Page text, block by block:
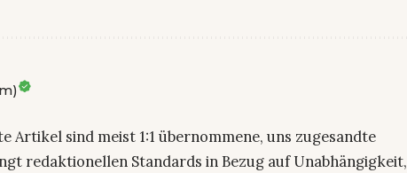
Artikel sind meist 1:1 übernommene, uns zugesandte
redaktionellen Standards in Bezug auf Unabhängigkeit,